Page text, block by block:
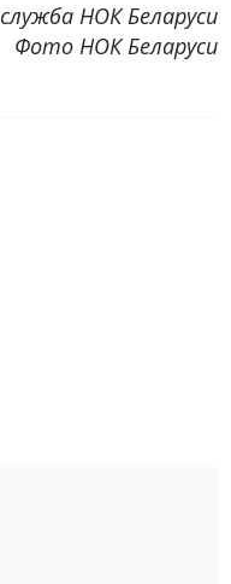
НОК Беларуси
Фото НОК Беларуси